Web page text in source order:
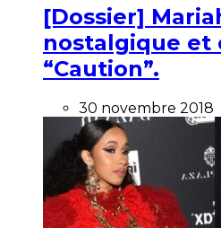
[Dossier]
nostalgique et
“Caution”.
30 novembre 2018